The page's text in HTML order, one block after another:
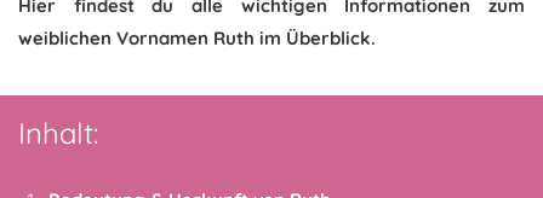
Hier findest du alle wichtigen Informationen zum
weiblichen Vornamen Ruth im Überblick.
Inhalt: